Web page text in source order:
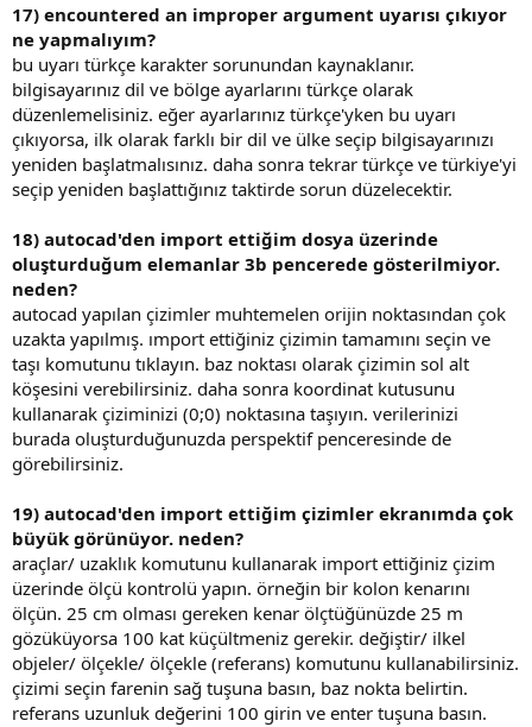
17) encountered an improper argument uyarısı çıkıyor
ne yapmalıyım?
bu uyarı türkçe karakter sorunundan kaynaklanır.
bilgisayarınız dil ve bölge ayarlarını türkçe olarak
düzenlemelisiniz. eğer ayarlarınız türkçe'yken bu uyarı
çıkıyorsa, ilk olarak farklı bir dil ve ülke seçip bilgisayarınızı
yeniden başlatmalısınız. daha sonra tekrar türkçe ve türkiye'yi
seçip yeniden başlattığınız taktirde sorun düzelecektir.
18) autocad'den import ettiğim dosya üzerinde
oluşturduğum elemanlar 3b pencerede gösterilmiyor.
neden?
autocad yapılan çizimler muhtemelen orijin noktasından çok
uzakta yapılmış. import ettiğiniz çizimin tamamını seçin ve
taşı komutunu tıklayın. baz noktası olarak çizimin sol alt
köşesini verebilirsiniz. daha sonra koordinat kutusunu
kullanarak çiziminizi (0;0) noktasına taşıyın. verilerinizi
burada oluşturduğunuzda perspektif penceresinde de
görebilirsiniz.
19) autocad'den import ettiğim çizimler ekranımda çok
büyük görünüyor. neden?
araçlar/ uzaklık komutunu kullanarak import ettiğiniz çizim
üzerinde ölçü kontrolü yapın. örneğin bir kolon kenarını
ölçün. 25 cm olması gereken kenar ölçtüğünüzde 25 m
gözüküyorsa 100 kat küçültmeniz gerekir. değiştir/ i̇lkel
objeler/ ölçekle/ ölçekle (referans) komutunu kullanabilirsiniz.
çizimi seçin farenin sağ tuşuna basın, baz nokta belirtin.
referans uzunluk değerini 100 girin ve enter tuşuna basın.